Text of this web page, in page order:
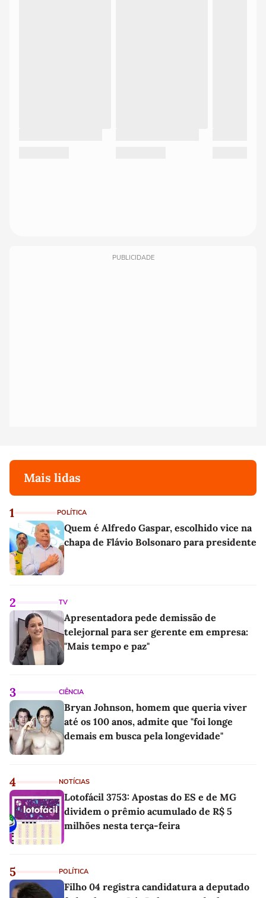
PUBLICIDADE
Mais lidas
1 POLÍTICA
Quem é Alfredo Gaspar, escolhido vice na
chapa de Flávio Bolsonaro para presidente
2 TV
Apresentadora pede demissão de
telejornal para ser gerente em empresa:
"Mais tempo e paz"
3 CIÊNCIA
Bryan Johnson, homem que queria viver
até os 100 anos, admite que "foi longe
demais em busca pela longevidade"
4 NOTÍCIAS
Lotofácil 3753: Apostas do ES e de MG
dividem o prêmio acumulado de R$ 5
milhões nesta terça-feira
5 POLÍTICA
Filho 04 registra candidatura a deputado